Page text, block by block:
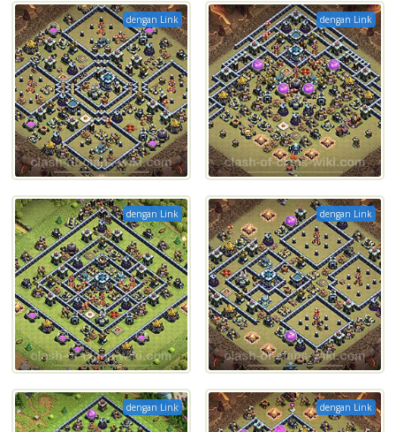
dengan Link dengan Link
dengan Link dengan Link
dengan Link dengan Link